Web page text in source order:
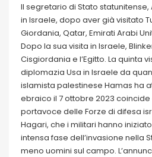
Il segretario di Stato statunitense,
in Israele, dopo aver già visitato
Giordania, Qatar, Emirati Arabi
Dopo la sua visita in Israele,
Cisgiordania e l’Egitto. La quinta
diplomazia Usa in Israele da
islamista palestinese Hamas ha
ebraico il 7 ottobre 2023 coincide
portavoce delle Forze di difesa
Hagari, che i militari hanno
intensa fase dell’invasione nella
meno uomini sul campo.